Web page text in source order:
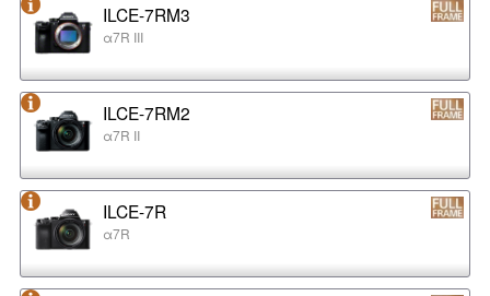
ILCE-7RM3
α7R III
ILCE-7RM2
α7R II
ILCE-7R
α7R